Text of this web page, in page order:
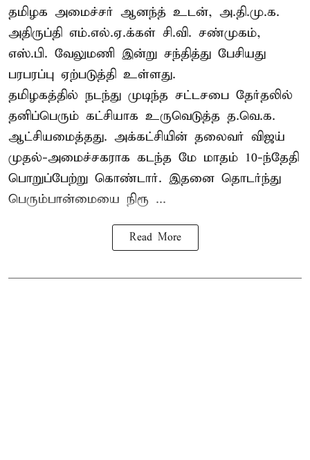
தமிழக அமைச்சர் ஆனந்த் உடன், அ.தி.மு.க.
அதிருப்தி எம்.எல்.ஏ.க்கள் சி.வி. சண்முகம்,
எஸ்.பி. வேலுமணி இன்று சந்தித்து பேசியது
பரபரப்பு ஏற்படுத்தி உள்ளது.
தமிழகத்தில் நடந்து முடிந்த சட்டசபை தேர்தலில்
தனிப்பெரும் கட்சியாக உருவெடுத்த த.வெ.க.
ஆட்சியமைத்தது. அக்கட்சியின் தலைவர் விஜய்
முதல்-அமைச்சகராக கடந்த மே மாதம் 10-ந்தேதி
பொறுப்பேற்று கொண்டார். இதனை தொடர்ந்து
பெரும்பான்மையை நிரூ ...
Read More